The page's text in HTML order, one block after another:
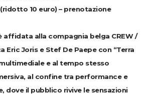
10 euro) – prenotazione
affidata alla compagnia belga CREW /
Eric Joris e Stef De Paepe con “Terra
multimediale e al tempo stesso
al confine tra performance e
dove il pubblico rivive le sensazioni